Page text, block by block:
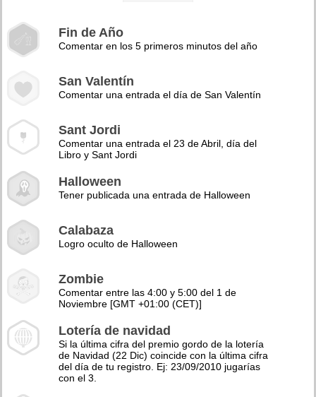
Fin de Año
Comentar en los 5 primeros minutos del año
San Valentín
Comentar una entrada el día de San Valentín
Sant Jordi
Comentar una entrada el 23 de Abril, día del
Libro y Sant Jordi
Halloween
Tener publicada una entrada de Halloween
Calabaza
Logro oculto de Halloween
Zombie
Comentar entre las 4:00 y 5:00 del 1 de
Noviembre [GMT +01:00 (CET)]
Lotería de navidad
Si la última cifra del premio gordo de la lotería
de Navidad (22 Dic) coincide con la última cifra
del día de tu registro. Ej: 23/09/2010 jugarías
con el 3.